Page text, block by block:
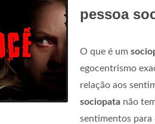
pessoa
O que é um
egocentrismo
relação aos
sociopata não
sentimentos para